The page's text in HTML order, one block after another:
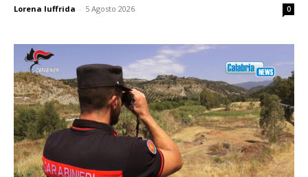
Lorena Iuffrida - 5 Agosto 2026 0